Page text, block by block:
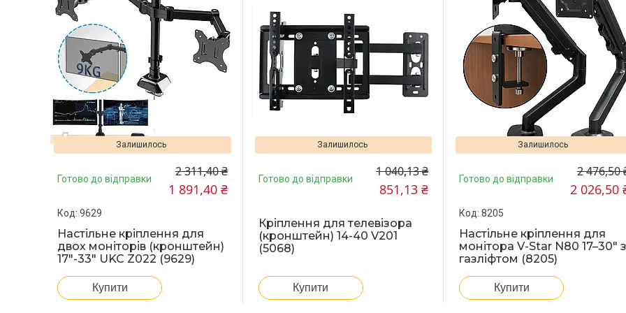
Залишилось
Готово до відправки 2 311,40 ₴
1 891,40 ₴
9629
Настільне кріплення для
двох моніторів (кронштейн)
17"-33" UKC Z022 (9629)
Купити
Залишилось
Готово до відправки 1 040,13 ₴
851,13 ₴
Кріплення для телевізора
(кронштейн) 14-40 V201
(5068)
Купити
Залишилось
Готово до відправки 2 476,50
2 026,50
8205
Настільне кріплення для
монітора V-Star N80 17–30" з
газліфтом (8205)
Купити